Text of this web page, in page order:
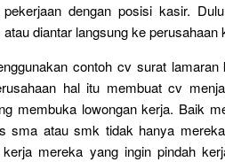
dengan posisi kasir.
diantar langsung ke perusahaan
contoh cv surat lamaran
hal itu membuat cv
membuka lowongan kerja. Baik
sma atau smk tidak hanya
mereka yang ingin pindah